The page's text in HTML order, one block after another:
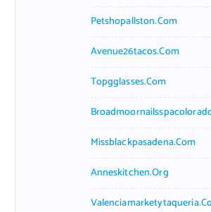
Petshopallston.com
Avenue26tacos.com
Topgglasses.com
Missblackpasadena.com
Anneskitchen.org